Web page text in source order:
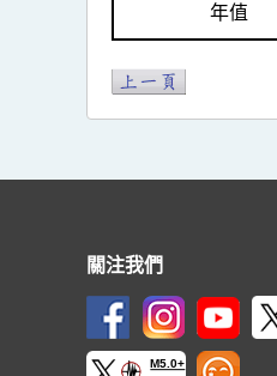
年值
關注我們
M5.0+